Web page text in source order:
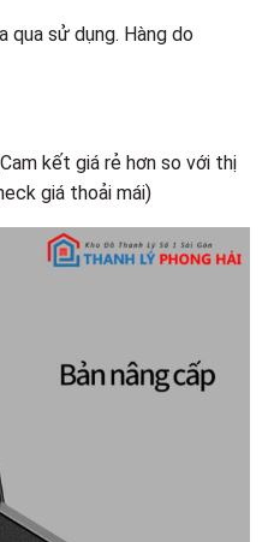
qua sử dụng. Hàng do
kết giá rẻ hơn so với thị
giá thoải mái​)